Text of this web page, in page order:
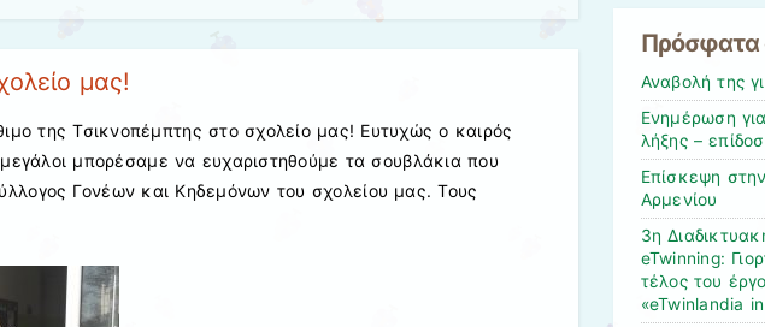
μας!
της Τσικνοπέμπτης στο σχολείο μας! Ευτυχώς ο καιρός
μπορέσαμε να ευχαριστηθούμε τα σουβλάκια που
Γονέων και Κηδεμόνων του σχολείου μας. Τους
Πρόσφατα
Αναβολή της
Ενημέρωση
λήξης –
Επίσκεψη
Αρμενίου
3η
eTwinning:
τέλος του
«eTwinlandia